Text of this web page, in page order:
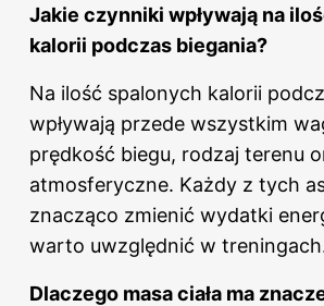
Jakie czynniki wpływają na
kalorii podczas biegania?
Na ilość spalonych kalorii
wpływają przede wszystkim
prędkość biegu, rodzaj terenu
atmosferyczne. Każdy z tych
znacząco zmienić wydatki
warto uwzględnić w
Dlaczego masa ciała ma